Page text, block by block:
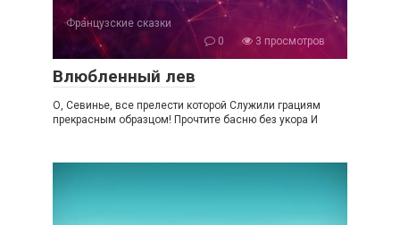
Французские сказки
0
3 просмотров
Влюбленный лев
О, Севинье, все прелести которой Служили грациям
прекрасным образцом! Прочтите басню без укора И